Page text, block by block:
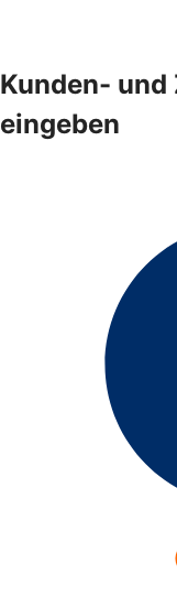
Kunden- und
eingeben